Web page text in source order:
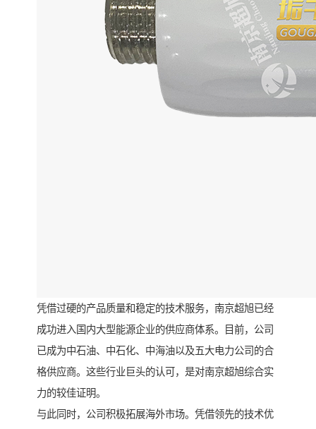
凭借过硬的产品质量和稳定的技术服务，南京超旭已经
成功进入国内大型能源企业的供应商体系。目前，公司
已成为中石油、中石化、中海油以及五大电力公司的合
格供应商。这些行业巨头的认可，是对南京超旭综合实
力的较佳证明。
与此同时，公司积极拓展海外市场。凭借领先的技术优